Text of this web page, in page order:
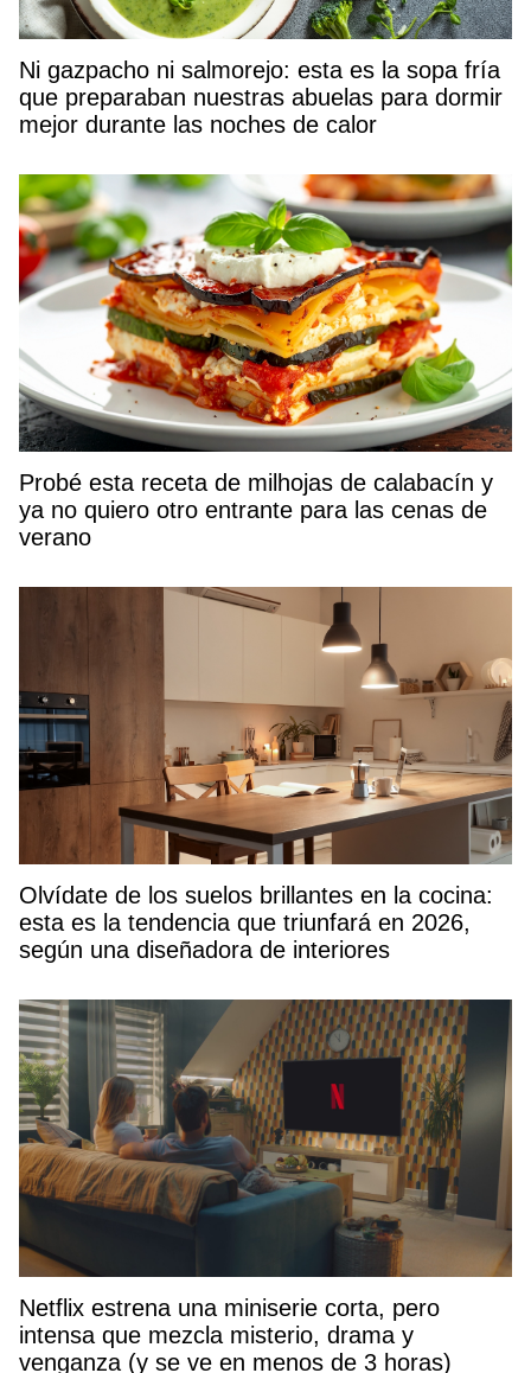
Ni gazpacho ni salmorejo: esta es la sopa fría
que preparaban nuestras abuelas para dormir
mejor durante las noches de calor
Probé esta receta de milhojas de calabacín y
ya no quiero otro entrante para las cenas de
verano
Olvídate de los suelos brillantes en la cocina:
esta es la tendencia que triunfará en 2026,
según una diseñadora de interiores
Netflix estrena una miniserie corta, pero
intensa que mezcla misterio, drama y
venganza (y se ve en menos de 3 horas)